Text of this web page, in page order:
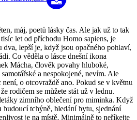
máj, poetů lásky čas. Ale jak už to tak
let od příchodu Homo sapiens, je
dva, lepší je, když jsou opačného pohlaví,
Co věděla o lásce dnešní ikona
Mácha, člověk povahy hluboké,
a nespokojené, nevím. Ale
o otcovraždě ano. Pokud se v květnu
rodičem se můžete stát už v lednu.
zimního oblečení pro miminka. Když
budoucí tchýně, hledání bytu, sjednání
je na místě. Minimálně to neříkejte